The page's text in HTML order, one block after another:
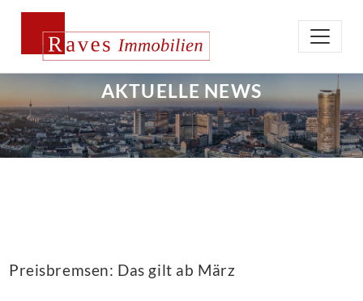
AKTUELLE NEWS
Preisbremsen: Das gilt ab März